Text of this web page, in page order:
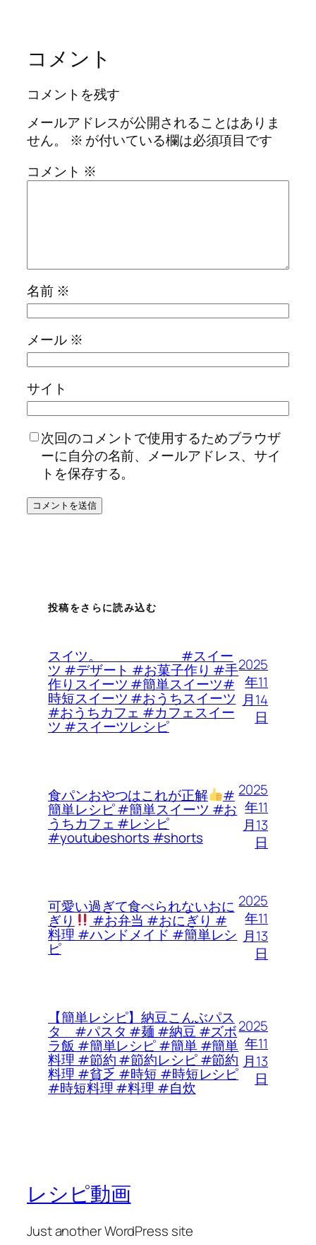
コメント
コメントを残す
メールアドレスが公開されることはありま
せん。
※ が付いている欄は必須項目です
コメント ※
名前 ※
メール ※
サイト
次回のコメントで使用するためブラウザ
ーに自分の名前、メールアドレス、サイ
トを保存する。
投稿をさらに読み込む
スイツ。 #スイー
ツ #デザート #お菓子作り #手
作りスイーツ #簡単スイーツ#
時短スイーツ #おうちスイーツ
#おうちカフェ #カフェスイー
ツ #スイーツレシピ
2025
年11
月14
日
食パンおやつはこれが正解 #
簡単レシピ #簡単スイーツ #お
うちカフェ #レシピ
#youtubeshorts #shorts
2025
年11
月13
日
可愛い過ぎて食べられないおに
ぎり #お弁当 #おにぎり #
料理 #ハンドメイド #簡単レシ
ピ
2025
年11
月13
日
【簡単レシピ】納豆こんぶパス
タ #パスタ #麺 #納豆 #ズボ
ラ飯 #簡単レシピ #簡単 #簡単
料理 #節約 #節約レシピ #節約
料理 #貧乏 #時短 #時短レシピ
#時短料理 #料理 #自炊
2025
年11
月13
日
レシピ動画
Just another WordPress site